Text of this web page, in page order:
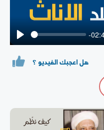
Play
-
هل اعجبك الفيديو ؟